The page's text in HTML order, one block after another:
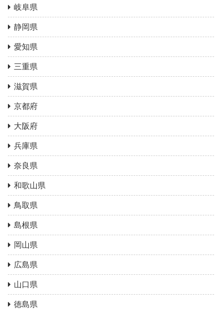
岐阜県
静岡県
愛知県
三重県
滋賀県
京都府
大阪府
兵庫県
奈良県
和歌山県
鳥取県
島根県
岡山県
広島県
山口県
徳島県